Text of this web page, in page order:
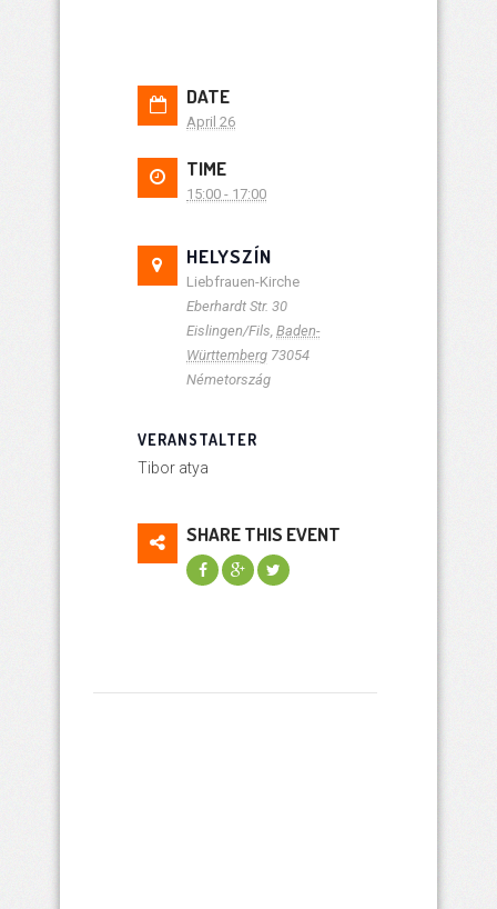
DATE
April 26
TIME
15:00 - 17:00
HELYSZÍN
Liebfrauen-Kirche
Eberhardt Str. 30
Eislingen/Fils Baden-
Württemberg 73054
Németország
VERANSTALTER
Tibor atya
SHARE THIS EVENT